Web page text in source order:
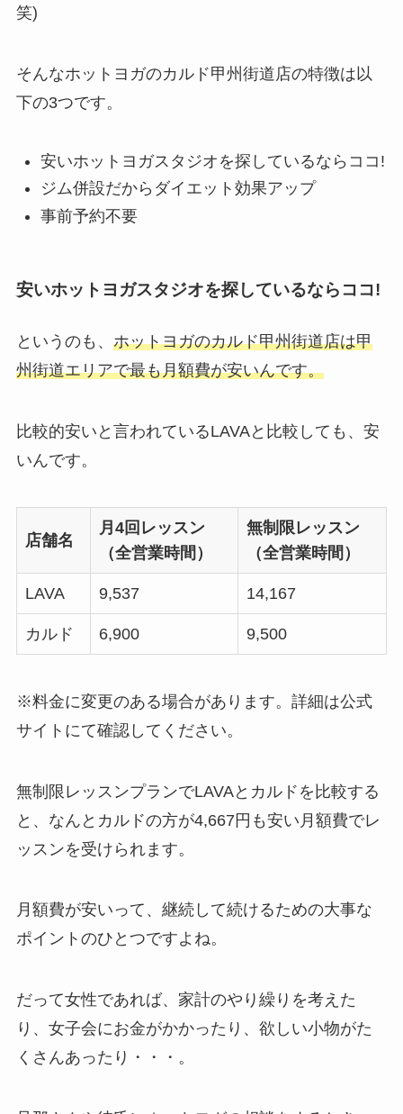
笑)
そんなホットヨガのカルド甲州街道店の特徴は以
下の3つです。
安いホットヨガスタジオを探しているならココ!
ジム併設だからダイエット効果アップ
事前予約不要
安いホットヨガスタジオを探しているならココ!
というのも、 ホットヨガのカルド甲州街道店は甲
州街道エリアで最も月額費が安いんです。
比較的安いと言われているLAVAと比較しても、安
いんです。
店舗名
月4回レッスン
（全営業時間）
無制限レッスン
（全営業時間）
LAVA 9,537 14,167
カルド 6,900 9,500
※料金に変更のある場合があります。詳細は公式
サイトにて確認してください。
無制限レッスンプランでLAVAとカルドを比較する
と、なんと カルドの方が4,667円も安い月額費でレ
ッスンを受けられます。
月額費が安いって、継続して続けるための大事な
ポイントのひとつですよね。
だって女性であれば、家計のやり繰りを考えた
り、女子会にお金がかかったり、欲しい小物がた
くさんあったり・・・。